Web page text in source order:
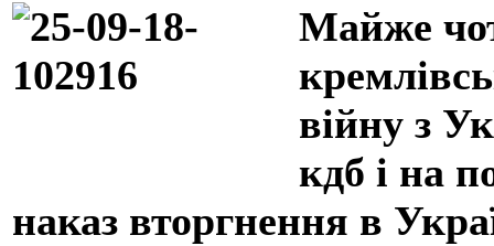
Майже
війну з
кдб і на
наказ вторгнення в